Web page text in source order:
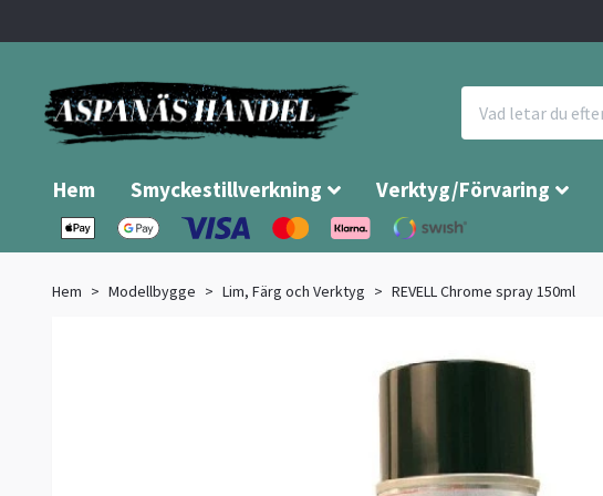
Hem Smyckestillverkning Verktyg/Förvaring
Hem Modellbygge Lim, Färg och Verktyg REVELL Chrome spray 150ml